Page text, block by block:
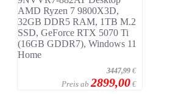
3447,99 €
Preis ab 2899,00 €